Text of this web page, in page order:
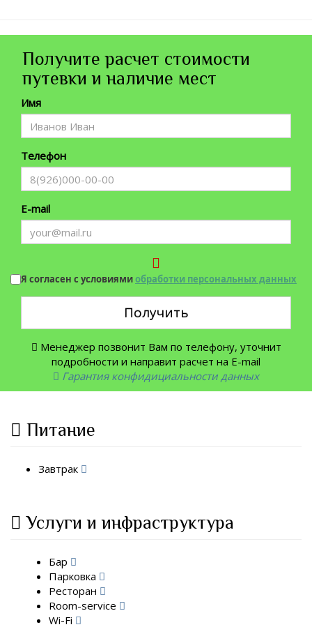
Получите расчет стоимости
путевки и наличие мест
Имя
Телефон
E-mail
Я согласен с условиямиобработки персональных данных
Получить
Менеджер позвонит Вам по телефону, уточнит
подробности и направит расчет на E-mail
Гарантия конфидициальности данных
Питание
Завтрак
Услуги и инфраструктура
Бар
Парковка
Ресторан
Room-service
Wi-Fi